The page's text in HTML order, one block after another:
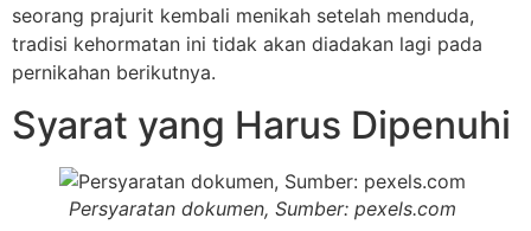
seorang prajurit kembali menikah setelah menduda,
tradisi kehormatan ini tidak akan diadakan lagi pada
pernikahan berikutnya.
Syarat yang Harus Dipenuhi
Persyaratan dokumen, Sumber: pexels.com